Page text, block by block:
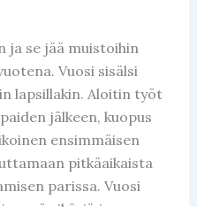
ja se jää muistoihin
Vuosi sisälsi
lapsillakin. Aloitin työt
jälkeen, kuopus
ensimmäisen
pitkäaikaista
parissa. Vuosi